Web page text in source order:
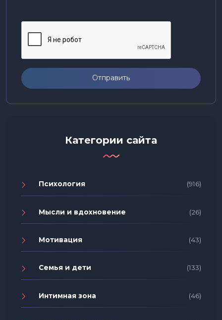
Отправить
Категории сайта
Психология (916)
Мысли и вдохновение (26)
Мотивация (43)
Семья и дети (133)
Интимная зона (46)